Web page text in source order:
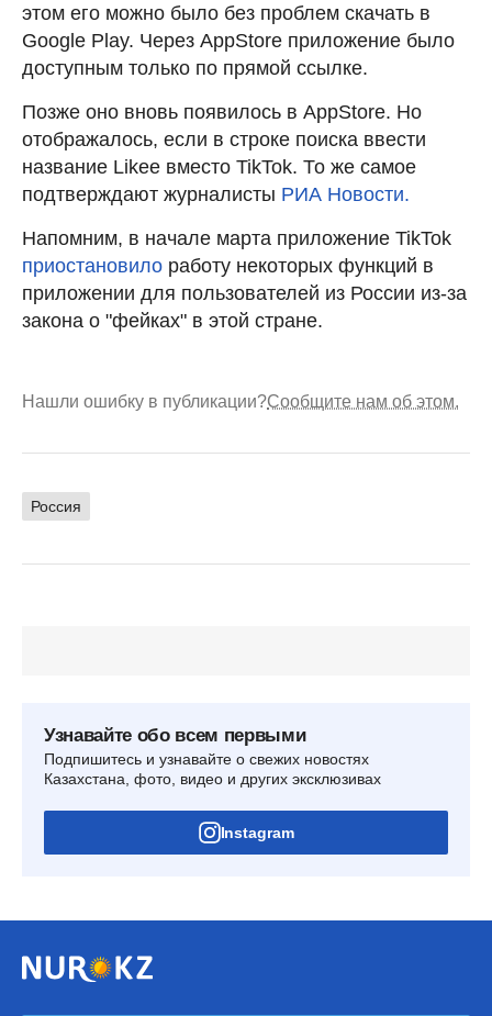
этом его можно было без проблем скачать в
Google Play. Через AppStore приложение было
доступным только по прямой ссылке.
Позже оно вновь появилось в AppStore. Но
отображалось, если в строке поиска ввести
название Likee вместо TikTok. То же самое
подтверждают журналисты РИА Новости.
Напомним, в начале марта приложение TikTok
приостановило работу некоторых функций в
приложении для пользователей из России из-за
закона о "фейках" в этой стране.
Нашли ошибку в публикации?Сообщите нам об этом.
Россия
Узнавайте обо всем первыми
Подпишитесь и узнавайте о свежих новостях
Казахстана, фото, видео и других эксклюзивах
Instagram